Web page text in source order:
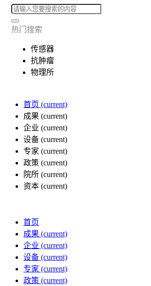
热门搜索
传感器
抗肿瘤
物理所
首页 (current)
成果 (current)
企业 (current)
设备 (current)
专家 (current)
政策 (current)
院所 (current)
资本 (current)
首页
成果 (current)
企业 (current)
设备 (current)
专家 (current)
政策 (current)